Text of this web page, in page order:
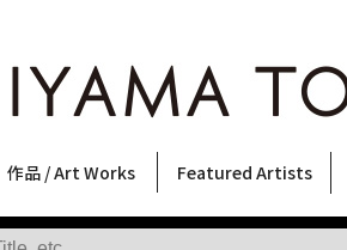
作品 / Art Works
フォトグラフィー
Photography
ポスター
Posters
ストリートアート
Street Art
立体・その他
Sculptures / etc
アートワークス
Art Works
Primary Artworks
KOMIYAMA TOKYO ART LABEL
版画
Prints
Featured Artists
稲嶺啓一(東風終)
村田言恵
丸岡和吾
Rico Casella
キム・ロートン
菅谷晋一
柴田亜美
内藤啓介
CHRIS
三島由紀夫
内藤ルネ
三島剛
森山大道
須藤昌人
秋赤音
横尾忠則
二本木里美
北島敬三
春川ナミオ
大西洋介
大類信
COOKIE
佐伯俊男
林月光
天野タケル